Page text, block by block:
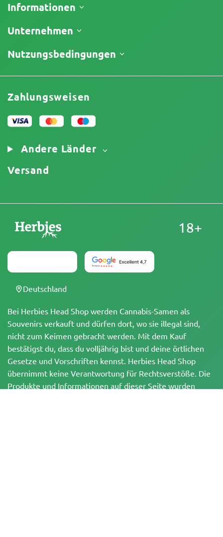
Informationen
Versand
Rückgaberecht
Unternehmen
Über uns
Testberichte
Affiliate-Partnerschaft
Unser Autorenteam
Sitemap
Nutzungsbedingungen
Geschäftsbedingungen
Datenschutzrichtlinie
Cookies-Richtlinie
Impressum
Zahlungsweisen
Andere Länder
Versand
Bei Herbies Head Shop werden Cannabis-Samen als
Souvenirs verkauft und dürfen dort, wo sie illegal sind,
nicht zum Keimen gebracht werden. Mit dem Kauf
bestätigst du, dass du volljährig bist und deine örtlichen
Gesetze und Vorschriften kennst. Herbies Head Shop
übernimmt keine Verantwortung für Rechtsverstöße. Die
Produkte und Informationen auf dieser Seite wurden
18+
Deutschland